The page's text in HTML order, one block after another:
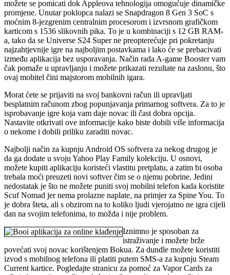
možete se pomicati dok Appleova tehnologija omogućuje dinamičke
promjene. Unutar poklopca nalazi se Snapdragon 8 Gen 3 SoC s
moćnim 8-jezgrenim centralnim procesorom i izvrsnom grafičkom
karticom s 1536 slikovnih pika. To je u kombinaciji s 12 GB RAM-
a, tako da se Universe S24 Super ne preopterećuje pri pokretanju
najzahtjevnije igre na najboljim postavkama i lako će se prebacivati ​​
između aplikacija bez usporavanja. Način rada A-game Booster vam
čak pomaže u upravljanju i možete prikazati rezultate na zaslonu, što
ovaj mobitel čini majstorom mobilnih igara.
Morat ćete se prijaviti na svoj bankovni račun ili upravljati
besplatnim računom zbog popunjavanja primarnog softvera. Za to je
isprobavanje igre koja vam daje novac ili čast dobra opcija.
Nastavite otkrivati ​​​​ove informacije kako biste dobili više informacija
o nekome i dobili priliku zaraditi novac.
Najbolji način za kupnju Android OS softvera za nekog drugog je
da ga dodate u svoju Yahoo Play Family kolekciju. U osnovi,
možete kupiti aplikaciju koristeći vlastitu pretplatu, a zatim bi osoba
trebala moći preuzeti novi softver čim se o njemu pobrine. Jedini
nedostatak je što ne možete puniti svoj mobilni telefon kada koristite
Scuf Nomad jer nema prolazne naplate, na primjer za Spine You. To
je dobra šteta, ali s obzirom na to koliko ljudi vjerojatno ne igra cijeli
dan na svojim telefonima, to možda i nije problem.
Iznimno je sposoban za
istraživanje i možete brže
povećati svoj novac korištenjem Bokua. Za dundle možete koristiti
izvod s mobilnog telefona ili platiti putem SMS-a za kupnju Steam
Current kartice. Pogledajte stranicu za pomoć za Vapor Cards za